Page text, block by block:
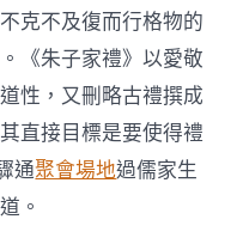
克不及復而行格物的
《朱子家禮》以愛敬
性，又刪略古禮撰成
直接目標是要使得禮
通聚會場地過儒家生
。